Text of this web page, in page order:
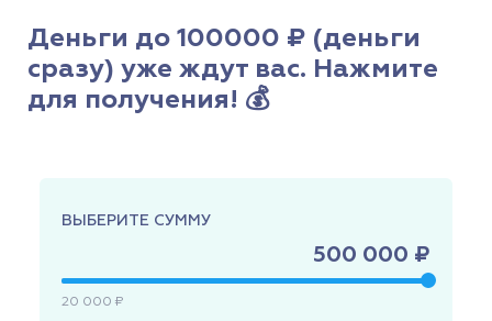
Деньги до 100000 ₽ (деньги
сразу) уже ждут вас. Нажмите
для получения! 💰
ВЫБЕРИТЕ СУММУ
500 000 ₽
20 000 ₽